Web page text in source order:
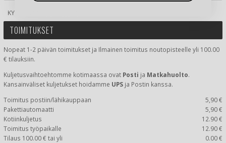
KYSY LISÄÄ TUOTTEESTA
TOIMITUKSET
Nopeat 1-2 päivän toimitukset ja Ilmainen toimitus noutopisteelle yli 100.00
€ tilauksiin.
Kuljetusvaihtoehtomme kotimaassa ovat Posti ja Matkahuolto.
Kansainväliset kuljetukset hoidamme UPS ja Postin kanssa.
Toimitus postiin/lähikauppaan
5,90 €
Pakettiautomaatti
5,90 €
Kotiinkuljetus
12.90 €
Toimitus työpaikalle
12.90 €
Tilaus 100.00 € tai yli
0.00 €